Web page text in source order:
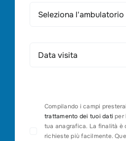
Compilando i campi
trattamento dei tuoi dati per
tua anagrafica. La finalità è
richieste più facilmente.